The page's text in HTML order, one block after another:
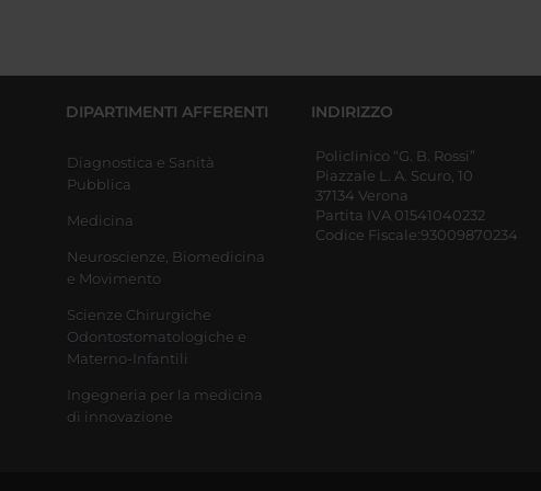
DIPARTIMENTI AFFERENTI
Diagnostica e Sanità
Pubblica
Medicina
Neuroscienze, Biomedicina
e Movimento
Scienze Chirurgiche
Odontostomatologiche e
Materno-Infantili
Ingegneria per la medicina
di innovazione
INDIRIZZO
Policlinico “G. B. Rossi”
Piazzale L. A. Scuro, 10
37134 Verona
Partita IVA 01541040232
Codice Fiscale:93009870234